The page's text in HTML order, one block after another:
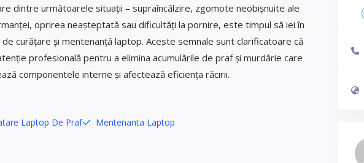
dintre următoarele situații – supraîncălzire, zgomote neobișnuite ale
oprirea neașteptată sau dificultăți la pornire, este timpul să iei în
curățare și mentenanță laptop. Aceste semnale sunt clarificatoare că
profesională pentru a elimina acumulările de praf și murdărie care
componentele interne și afectează eficiența răcirii.
Laptop De Praf Mentenanta Laptop